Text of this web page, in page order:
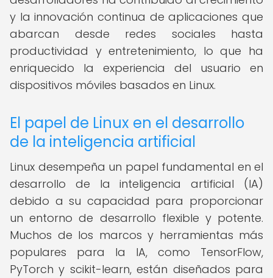
y la innovación continua de aplicaciones que
abarcan desde redes sociales hasta
productividad y entretenimiento, lo que ha
enriquecido la experiencia del usuario en
dispositivos móviles basados en Linux.
El papel de Linux en el desarrollo
de la inteligencia artificial
Linux desempeña un papel fundamental en el
desarrollo de la inteligencia artificial (IA)
debido a su capacidad para proporcionar
un entorno de desarrollo flexible y potente.
Muchos de los marcos y herramientas más
populares para la IA, como TensorFlow,
PyTorch y scikit-learn, están diseñados para